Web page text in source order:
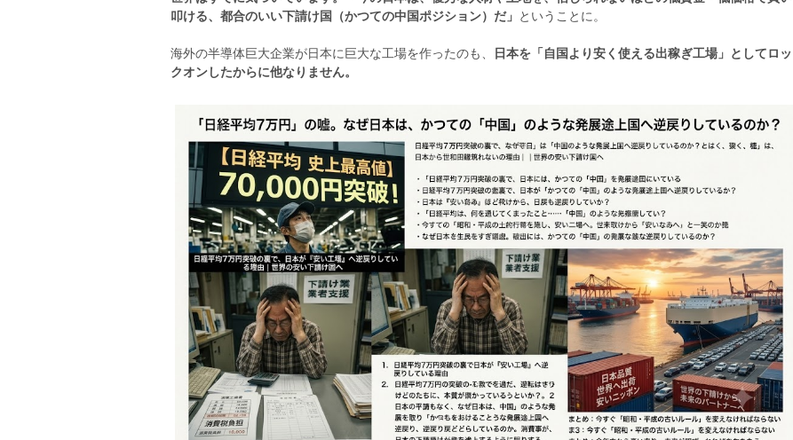
叩ける、都合のいい下請け国（かつての中国ポジション）だ」 ということに。
海外の半導体巨大企業が日本に巨大な工場を作ったのも、
日本を「自国より安く使える出稼ぎ工場」としてロッ
クオンしたからに他なりません。